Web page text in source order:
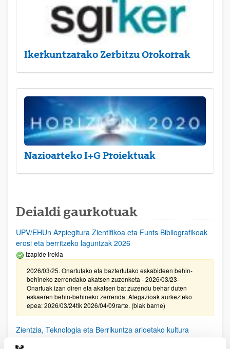
Ikerkuntzarako Zerbitzu Orokorrak
Nazioarteko I+G Proiektuak
Deialdi gaurkotuak
UPV/EHUn Azpiegitura Zientifikoa eta Funts Bibliografikoak
erosi eta berritzeko laguntzak 2026
Izapide irekia
2026/03/25. Onartutako eta baztertutako eskabideen behin-
behineko zerrendako akatsen zuzenketa - 2026/03/23-
Onartuak izan diren eta akatsen bat zuzendu behar duten
eskaeren behin-behineko zerrenda. Alegazioak aurkezteko
epea: 2026/03/24tik 2026/04/09rarte. (biak barne)
Zientzia, Teknologia eta Berrikuntza arloetako kultura